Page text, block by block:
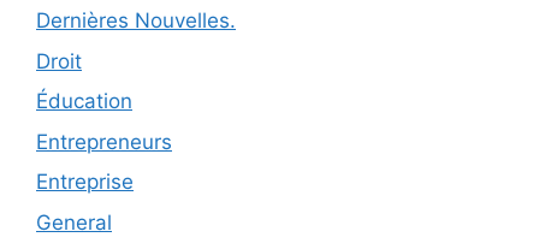
Dernières Nouvelles.
Droit
Éducation
Entrepreneurs
Entreprise
General